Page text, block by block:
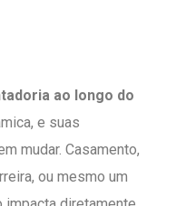
ao longo do
e suas
mudar. Casamento,
ou mesmo um